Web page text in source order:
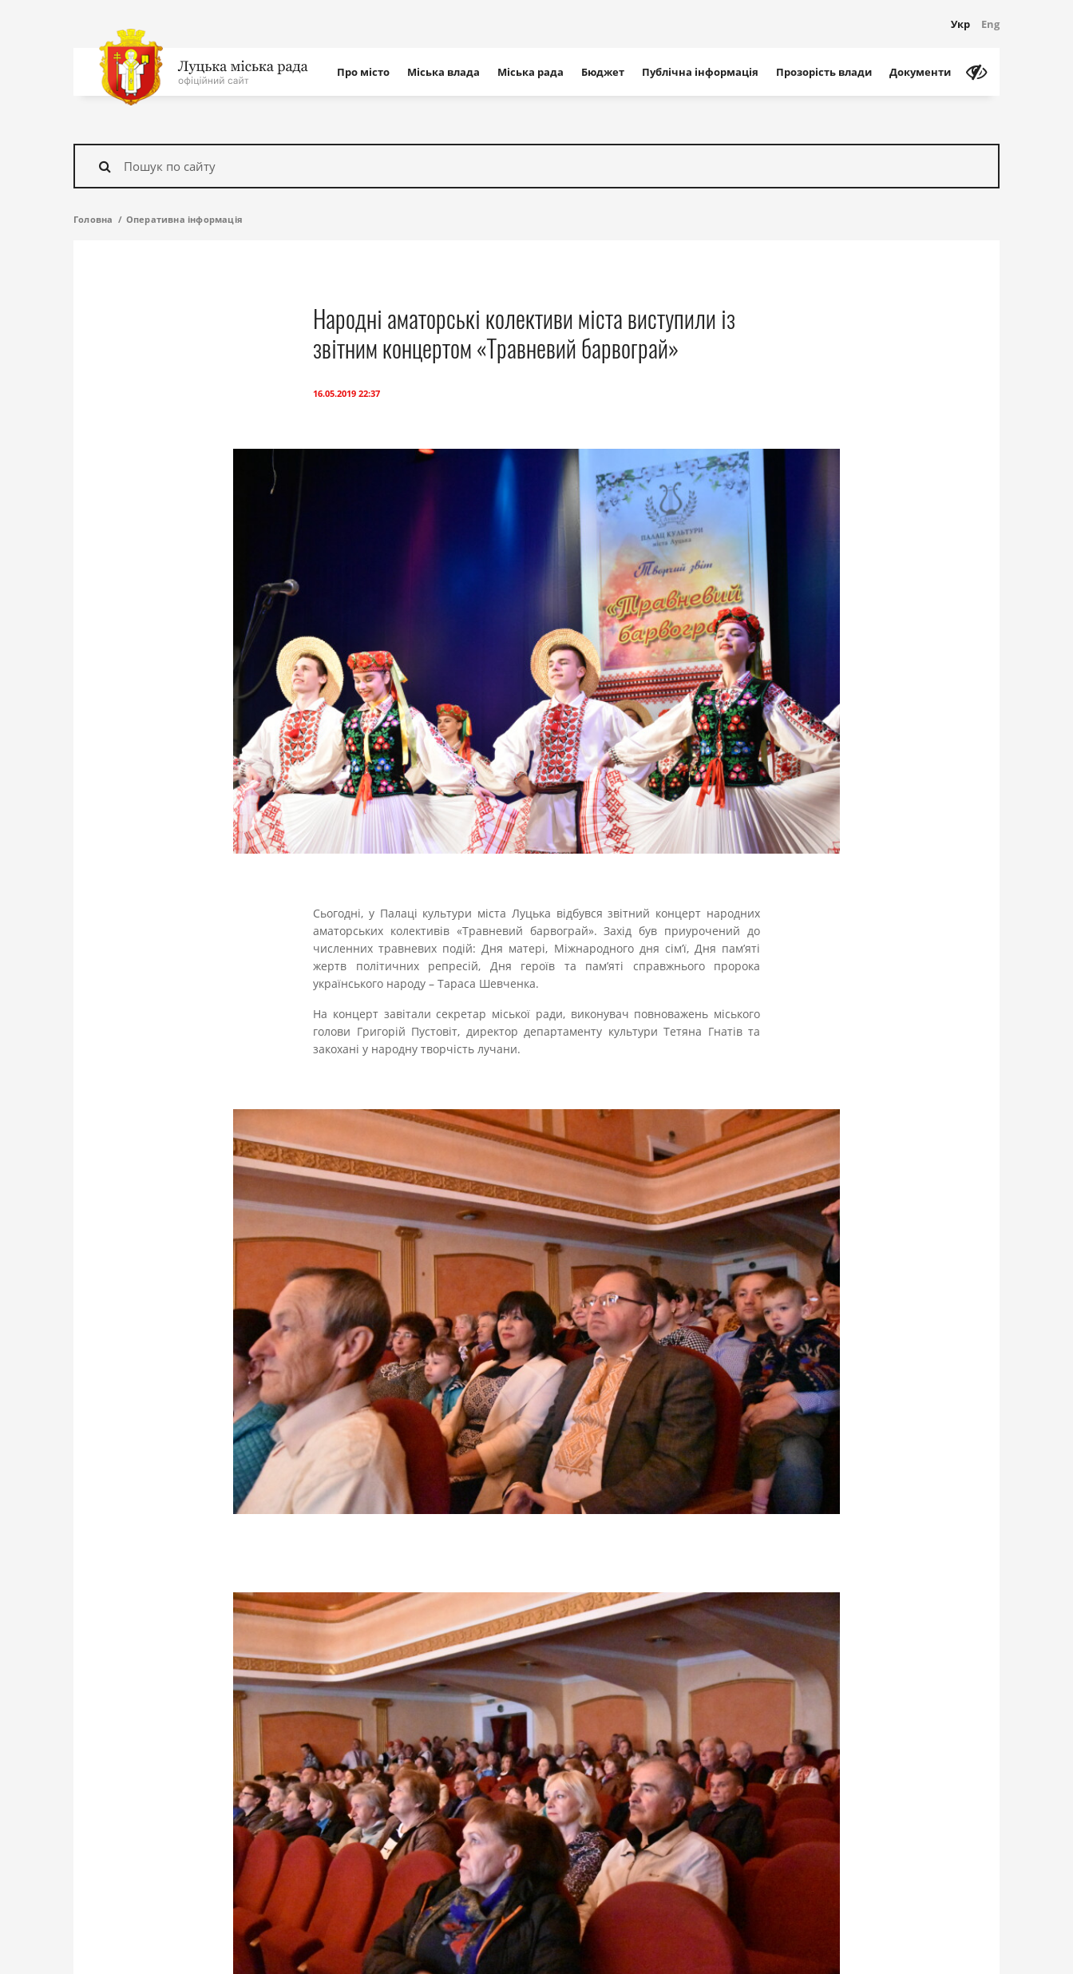
Укр Eng
На
головну
сайту
Про місто Міська влада Міська рада Бюджет Публічна інформація Прозорість влади Документи
Знайти
Головна Оперативна інформація
Народні аматорські колективи міста виступили із
звітним концертом «Травневий барвограй»
16.05.2019 22:37
Сьогодні, у Палаці культури міста Луцька відбувся звітний концерт народних
аматорських колективів «Травневий барвограй». Захід був приурочений до
численних травневих подій: Дня матері, Міжнародного дня сім’ї, Дня пам’яті
жертв політичних репресій, Дня героїв та пам’яті справжнього пророка
українського народу – Тараса Шевченка.
На концерт завітали секретар міської ради, виконувач повноважень міського
голови Григорій Пустовіт, директор департаменту культури Тетяна Гнатів та
закохані у народну творчість лучани.